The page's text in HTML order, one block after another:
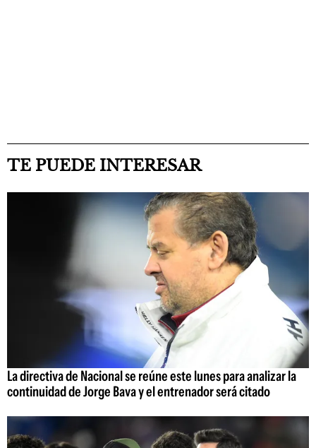
TE PUEDE INTERESAR
La directiva de Nacional se reúne este lunes para analizar la
continuidad de Jorge Bava y el entrenador será citado